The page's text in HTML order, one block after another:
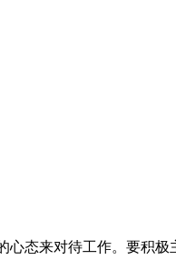
态来对待工作。要积